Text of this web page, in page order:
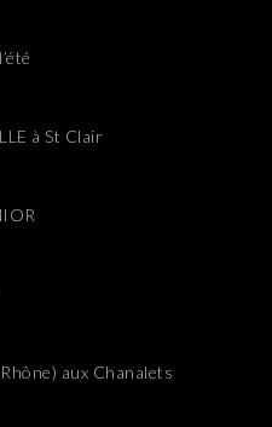
à St Clair
aux Chanalets